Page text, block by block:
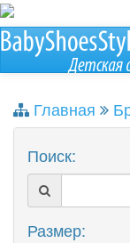
Главная
Поиск:
Размер: